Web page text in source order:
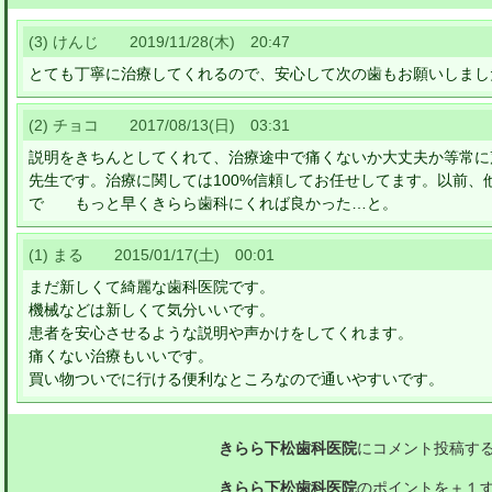
(3) けんじ 2019/11/28(木) 20:47
とても丁寧に治療してくれるので、安心して次の歯もお願いしま
(2) チョコ 2017/08/13(日) 03:31
説明をきちんとしてくれて、治療途中で痛くないか大丈夫か等
先生です。治療に関しては100%信頼してお任せしてます。以前、
で もっと早くきらら歯科にくれば良かった…と。
(1) まる 2015/01/17(土) 00:01
まだ新しくて綺麗な歯科医院です。
機械などは新しくて気分いいです。
患者を安心させるような説明や声かけをしてくれます。
痛くない治療もいいです。
買い物ついでに行ける便利なところなので通いやすいです。
きらら下松歯科医院にコメント投稿す
きらら下松歯科医院のポイントを＋１